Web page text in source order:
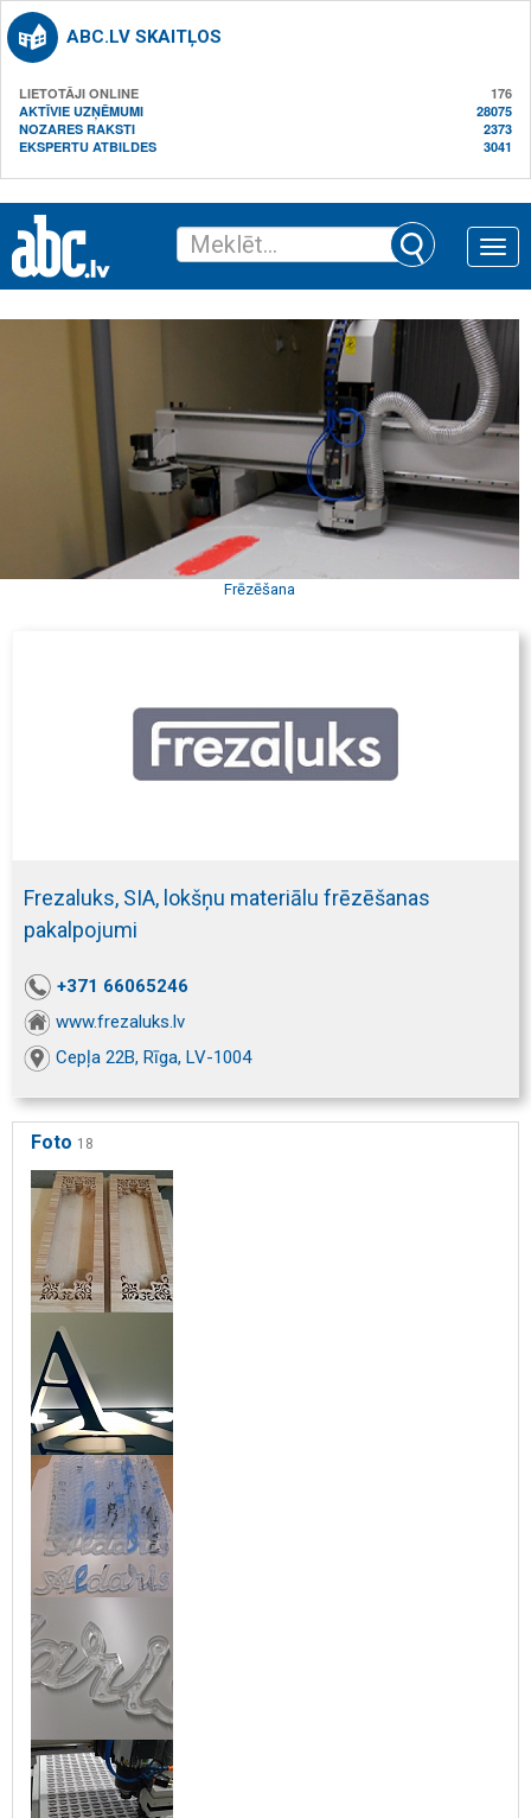
ABC.LV SKAITĻOS
LIETOTĀJI ONLINE
176
AKTĪVIE UZŅĒMUMI
28075
NOZARES RAKSTI
2373
EKSPERTU ATBILDES
3041
Toggle
Frēzēšana
Frezaluks, SIA, lokšņu materiālu frēzēšanas
pakalpojumi
+371 66065246
www.frezaluks.lv
Cepļa 22B, Rīga, LV-1004
Foto 18